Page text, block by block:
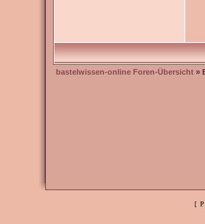
bastelwissen-online Foren-Übersicht »
[